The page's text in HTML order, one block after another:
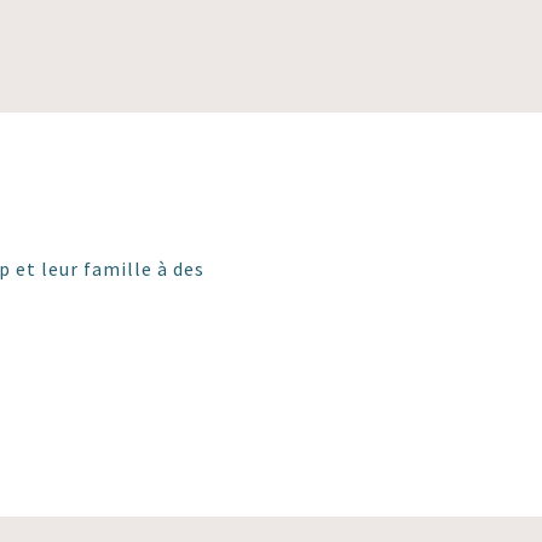
et leur famille à des